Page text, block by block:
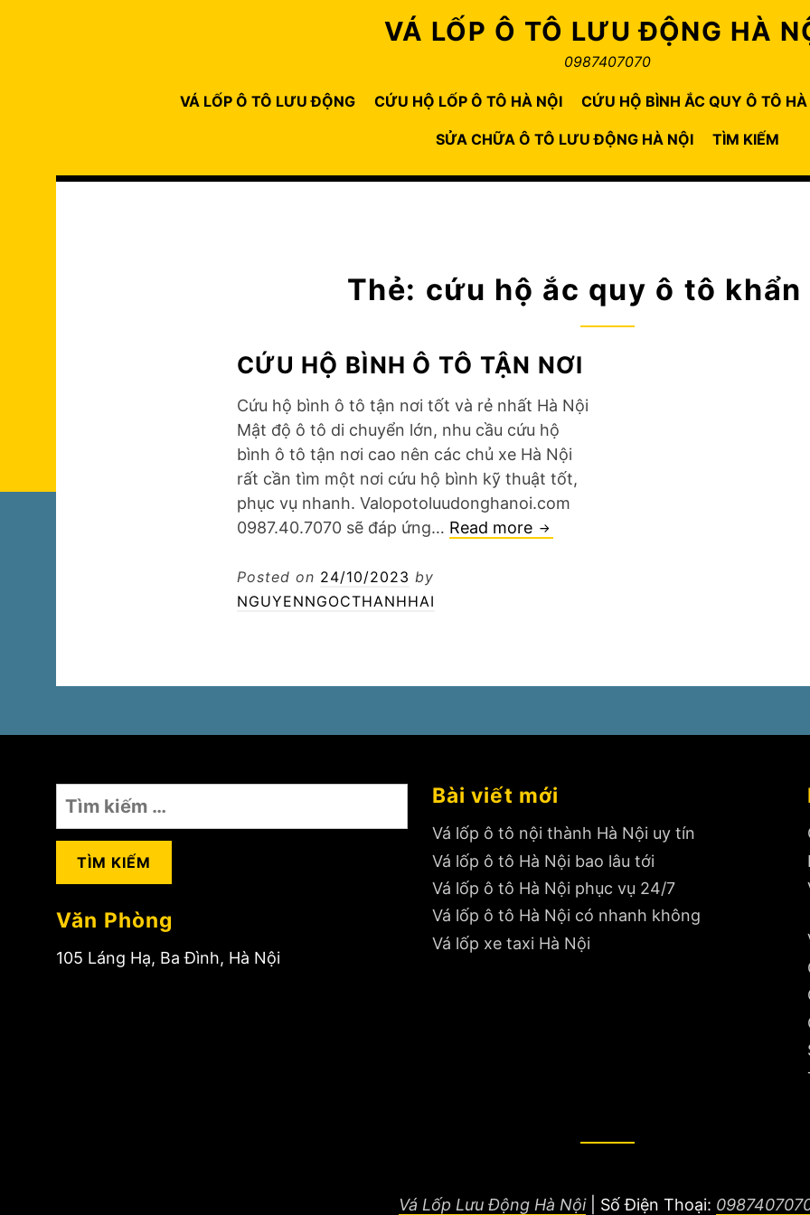
VÁ LỐP Ô TÔ LƯU ĐỘNG HÀ
0987407070
VÁ LỐP Ô TÔ LƯU ĐỘNG CỨU HỘ LỐP Ô TÔ HÀ NỘI CỨU HỘ BÌNH ẮC QUY Ô TÔ HÀ
SỬA CHỮA Ô TÔ LƯU ĐỘNG HÀ NỘI TÌM KIẾM
Thẻ: cứu hộ ắc quy ô tô khẩn
CỨU HỘ BÌNH Ô TÔ TẬN NƠI
Cứu hộ bình ô tô tận nơi tốt và rẻ nhất Hà Nội
Mật độ ô tô di chuyển lớn, nhu cầu cứu hộ
bình ô tô tận nơi cao nên các chủ xe Hà Nội
rất cần tìm một nơi cứu hộ bình kỹ thuật tốt,
phục vụ nhanh. Valopotoluudonghanoi.com
0987.40.7070 sẽ đáp ứng… Read more Cứu
Posted on 24/10/2023 by
NGUYENNGOCTHANHHAI
Tìm
cho:
Văn Phòng
105 Láng Hạ, Ba Đình, Hà Nội
Bài viết mới
Vá lốp ô tô nội thành Hà Nội uy tín
Vá lốp ô tô Hà Nội bao lâu tới
Vá lốp ô tô Hà Nội phục vụ 24/7
Vá lốp ô tô Hà Nội có nhanh không
Vá lốp xe taxi Hà Nội
Vá Lốp Lưu Động Hà Nội Số Điện Thoại: